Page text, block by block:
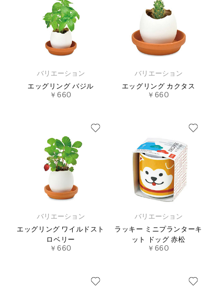
バリエーション
エッグリング バジル
￥660
バリエーション
エッグリング カクタス
￥660
バリエーション
エッグリング ワイルドスト
ロベリー
￥660
バリエーション
ラッキー ミニプランターキ
ット ドッグ 赤松
￥660